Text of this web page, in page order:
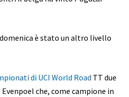
domenica è stato un altro livello
di UCI World Road TT due
che, come campione in